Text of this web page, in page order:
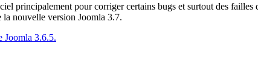
principalement pour corriger certains bugs et surtout des
la nouvelle version Joomla 3.7.
Joomla 3.6.5.